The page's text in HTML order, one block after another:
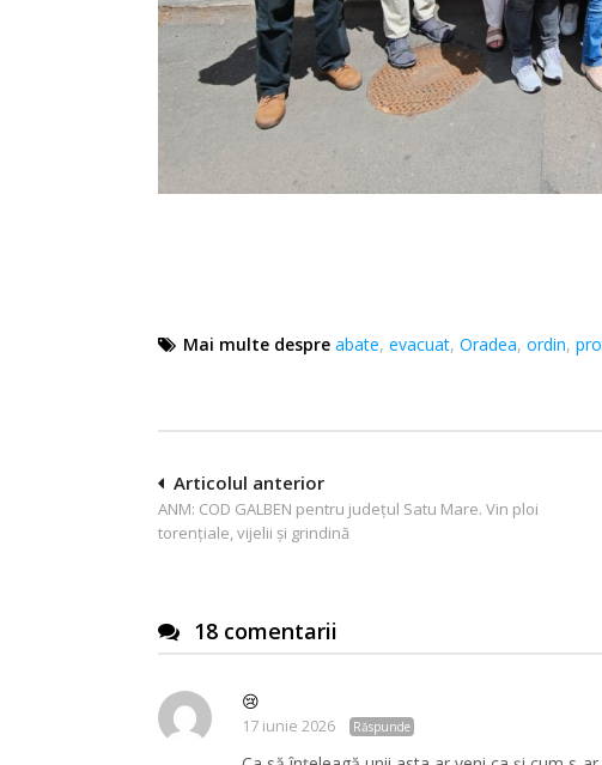
Mai multe despre abate, evacuat, Oradea, ordin,
Navigare
în
Articolul anterior
ANM: COD GALBEN pentru județul Satu Mare. Vin ploi
torențiale, vijelii și grindină
18 comentarii
😢
17 iunie 2026 Răspunde